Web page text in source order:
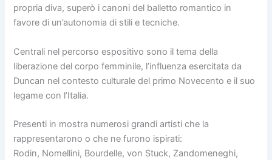
propria diva, superò i canoni del balletto romantico in
favore di un’autonomia di stili e tecniche.
Centrali nel percorso espositivo sono il tema della
liberazione del corpo femminile, l’influenza esercitata da
Duncan nel contesto culturale del primo Novecento e il suo
legame con l’Italia.
Presenti in mostra numerosi grandi artisti che la
rappresentarono o che ne furono ispirati:
Rodin, Nomellini, Bourdelle, von Stuck, Zandomeneghi,